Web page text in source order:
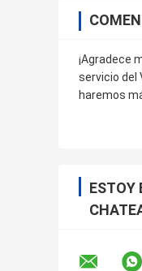
¡Agradece
servicio del
haremos
ESTOY